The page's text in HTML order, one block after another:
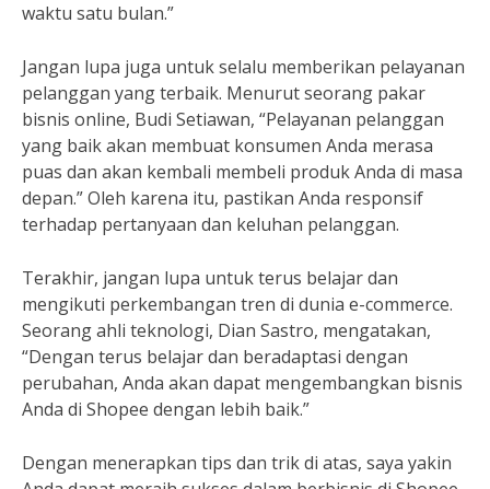
waktu satu bulan.”
Jangan lupa juga untuk selalu memberikan pelayanan
pelanggan yang terbaik. Menurut seorang pakar
bisnis online, Budi Setiawan, “Pelayanan pelanggan
yang baik akan membuat konsumen Anda merasa
puas dan akan kembali membeli produk Anda di masa
depan.” Oleh karena itu, pastikan Anda responsif
terhadap pertanyaan dan keluhan pelanggan.
Terakhir, jangan lupa untuk terus belajar dan
mengikuti perkembangan tren di dunia e-commerce.
Seorang ahli teknologi, Dian Sastro, mengatakan,
“Dengan terus belajar dan beradaptasi dengan
perubahan, Anda akan dapat mengembangkan bisnis
Anda di Shopee dengan lebih baik.”
Dengan menerapkan tips dan trik di atas, saya yakin